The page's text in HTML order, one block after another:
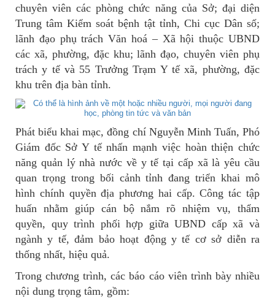
chuyên viên các phòng chức năng của Sở; đại diện
Trung tâm Kiểm soát bệnh tật tỉnh, Chi cục Dân số;
lãnh đạo phụ trách Văn hoá – Xã hội thuộc UBND
các xã, phường, đặc khu; lãnh đạo, chuyên viên phụ
trách y tế và 55 Trưởng Trạm Y tế xã, phường, đặc
khu trên địa bàn tỉnh.
Phát biểu khai mạc, đồng chí Nguyễn Minh Tuấn, Phó
Giám đốc Sở Y tế nhấn mạnh việc hoàn thiện chức
năng quản lý nhà nước về y tế tại cấp xã là yêu cầu
quan trọng trong bối cảnh tỉnh đang triển khai mô
hình chính quyền địa phương hai cấp. Công tác tập
huấn nhằm giúp cán bộ nắm rõ nhiệm vụ, thẩm
quyền, quy trình phối hợp giữa UBND cấp xã và
ngành y tế, đảm bảo hoạt động y tế cơ sở diễn ra
thống nhất, hiệu quả.
Trong chương trình, các báo cáo viên trình bày nhiều
nội dung trọng tâm, gồm: